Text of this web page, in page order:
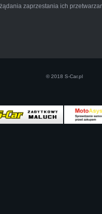
ludzki, nie zdziera, nie
zaprzestania ich
© 2018 S-Car.pl